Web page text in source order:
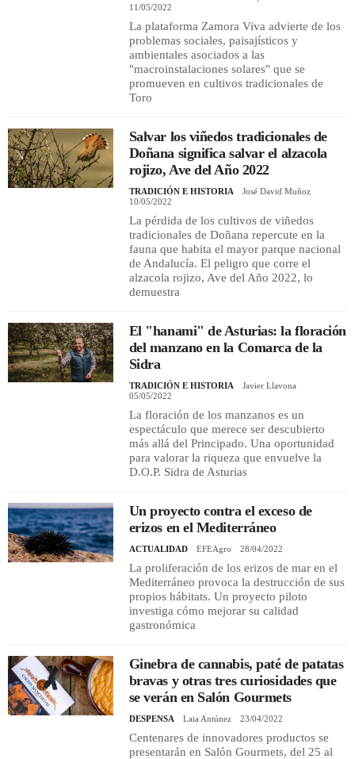
11/05/2022
La plataforma Zamora Viva advierte de los
problemas sociales, paisajísticos y
ambientales asociados a las
"macroinstalaciones solares" que se
promueven en cultivos tradicionales de
Toro
Salvar los viñedos tradicionales de
Doñana significa salvar el alzacola
rojizo, Ave del Año 2022
TRADICIÓN E HISTORIA
José David Muñoz
10/05/2022
La pérdida de los cultivos de viñedos
tradicionales de Doñana repercute en la
fauna que habita el mayor parque nacional
de Andalucía. El peligro que corre el
alzacola rojizo, Ave del Año 2022, lo
demuestra
El "hanami" de Asturias: la floración
del manzano en la Comarca de la
Sidra
TRADICIÓN E HISTORIA
Javier Llavona
05/05/2022
La floración de los manzanos es un
espectáculo que merece ser descubierto
más allá del Principado. Una oportunidad
para valorar la riqueza que envuelve la
D.O.P. Sidra de Asturias
Un proyecto contra el exceso de
erizos en el Mediterráneo
ACTUALIDAD EFEAgro 28/04/2022
La proliferación de los erizos de mar en el
Mediterráneo provoca la destrucción de sus
propios hábitats. Un proyecto piloto
investiga cómo mejorar su calidad
gastronómica
Ginebra de cannabis, paté de patatas
bravas y otras tres curiosidades que
se verán en Salón Gourmets
DESPENSA Laia Antúnez 23/04/2022
Centenares de innovadores productos se
presentarán en Salón Gourmets, del 25 al